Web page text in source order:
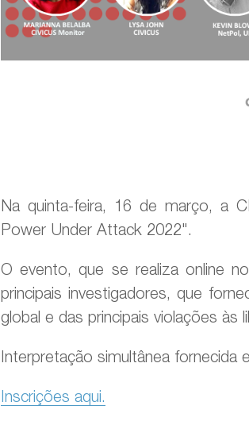
Na quinta-feira, 16 de março, a
Power Under Attack 2022".
O evento, que se realiza online
principais investigadores, que
global e das principais violações às
Interpretação simultânea fornecida
Inscrições aqui.